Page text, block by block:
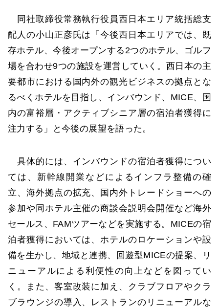
同社取締役常務執行役員西日本エリア統括総支
配人の小山正彦氏は「今後西日本エリアでは、既
存ホテル、今後オープンする2つのホテル、ゴルフ
場を合わせ9つの施設を運営していく。西日本の主
要都市における国内外の観光ビジネスの拠点とな
るべくホテルを目指し、インバウンド、MICE、国
内の富裕層・アクティブシニア層の宿泊者獲得に
注力する」と今後の展望を語った。
具体的には、インバウンドの宿泊者獲得につい
ては、新幹線開業などによるインフラ整備の確
立、海外拠点の拡充、国内外トレードショーへの
参加や同ホテル主催の商談会説明会開催など海外
セールス、FAMツアーなどを実施する。MICEの宿
泊者獲得においては、ホテルのロケーションや設
備を生かし、地域と連携、回遊型MICEの提案、リ
ニューアルによる利便性の向上などを図ってい
く。また、客室改装に加え、クラブフロアやクラ
ブラウンジの導入、レストランのリニューアルな